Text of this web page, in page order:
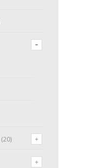
(20)